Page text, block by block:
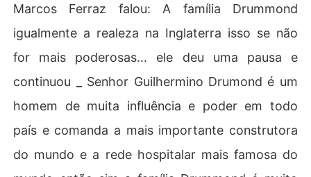
Marcos Ferraz falou: A família Drummond
igualmente a realeza na Inglaterra isso se não
for mais poderosas... ele deu uma pausa e
continuou _ Senhor Guilhermino Drumond é um
homem de muita influência e poder em todo
país e comanda a mais importante construtora
do mundo e a rede hospitalar mais famosa do